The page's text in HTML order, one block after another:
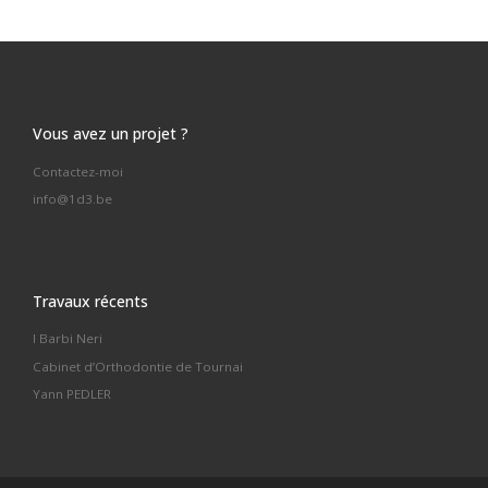
Vous avez un projet ?
Contactez-moi
info@1d3.be
Travaux récents
I Barbi Neri
Cabinet d’Orthodontie de Tournai
Yann PEDLER